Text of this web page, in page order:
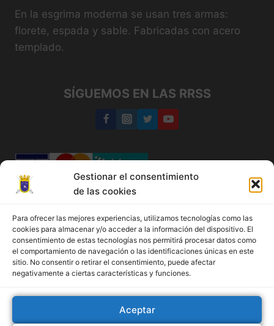
Gestionar el consentimiento
de las cookies
Para ofrecer las mejores experiencias, utilizamos tecnologías como las
cookies para almacenar y/o acceder a la información del dispositivo. El
consentimiento de estas tecnologías nos permitirá procesar datos como
el comportamiento de navegación o las identificaciones únicas en este
sitio. No consentir o retirar el consentimiento, puede afectar
negativamente a ciertas características y funciones.
Aceptar
En la esgrima moderna se usan tres armas:
florete, espada y sable. Fabricadas con acero
templado.
SÍGUEMOS EN LAS RRSS
Medina del Campo
+34 647 77 05 87
Política de cookies
Política de cookies (UE)